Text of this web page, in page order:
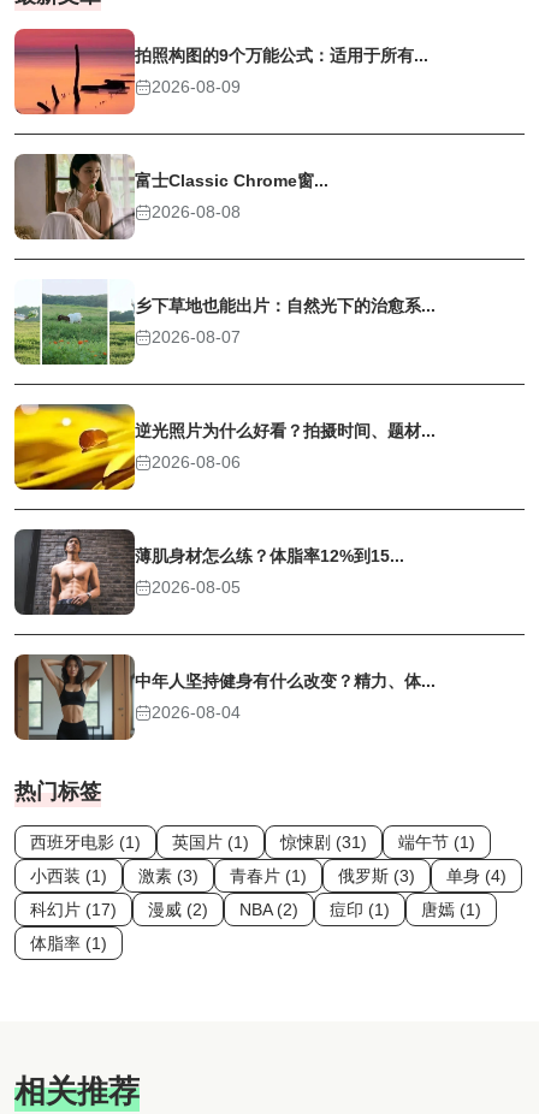
拍照构图的9个万能公式：适用于所有...
2026-08-09
富士Classic Chrome窗...
2026-08-08
乡下草地也能出片：自然光下的治愈系...
2026-08-07
逆光照片为什么好看？拍摄时间、题材...
2026-08-06
薄肌身材怎么练？体脂率12%到15...
2026-08-05
中年人坚持健身有什么改变？精力、体...
2026-08-04
热门标签
西班牙电影 (1) 英国片 (1) 惊悚剧 (31)
端午节 (1)
小西装 (1)
激素 (3) 青春片 (1) 俄罗斯 (3)
单身 (4)
科幻片 (17)
漫威 (2) NBA (2) 痘印 (1)
唐嫣 (1)
体脂率 (1)
相关推荐